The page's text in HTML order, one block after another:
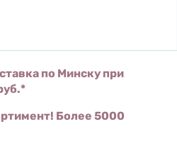
по Минску при
Более 5000